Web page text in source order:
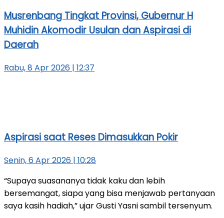
Musrenbang Tingkat Provinsi, Gubernur H
Muhidin Akomodir Usulan dan Aspirasi di
Daerah
Rabu, 8 Apr 2026 | 12:37
Aspirasi saat Reses Dimasukkan Pokir
Senin, 6 Apr 2026 | 10:28
“Supaya suasananya tidak kaku dan lebih
bersemangat, siapa yang bisa menjawab pertanyaan
saya kasih hadiah,” ujar Gusti Yasni sambil tersenyum.